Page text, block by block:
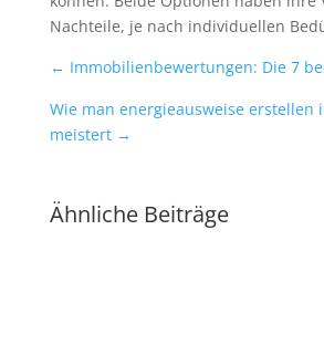
Nachteile, je nach individuellen
← Immobilienbewertungen: Die 7
Wie man energieausweise erstellen
meistert→
Ähnliche Beiträge